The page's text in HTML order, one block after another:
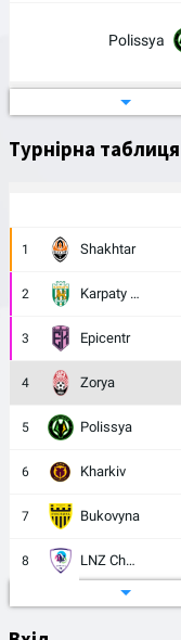
Polissya
Ukrainian Cup
Ukraine
Ukraine
Турнірна таблиця
1 Shakhtar
2 Karpaty Lviv
3 Epicentr
4 Zorya
5 Polissya
6 Kharkiv
7 Bukovyna
8 LNZ Cherkasy
9 Dynamo Kyiv